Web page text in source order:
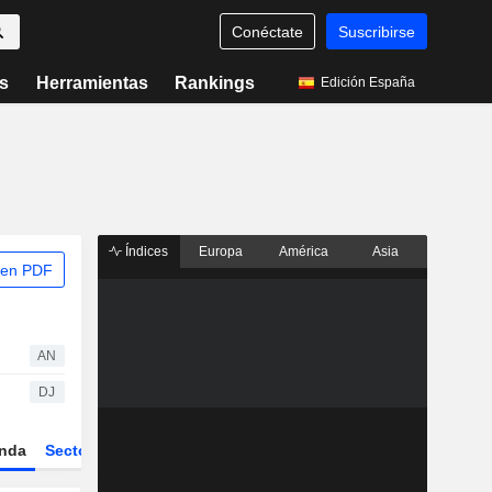
Conéctate Suscribirse
Herramientas Rankings Edición España
PDF
AN
DJ
Sector
Índices Europa América Asia